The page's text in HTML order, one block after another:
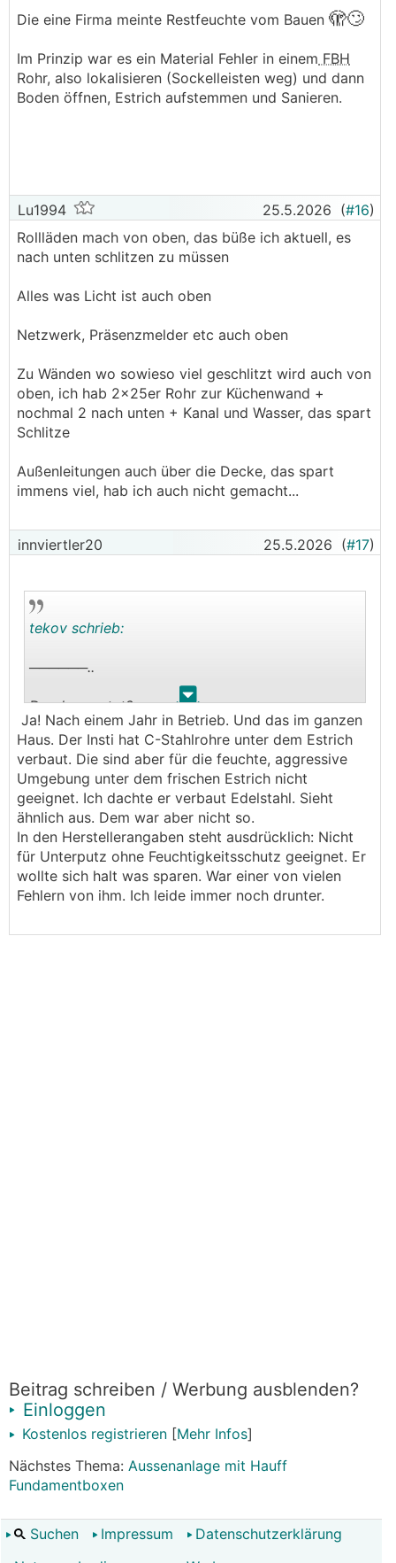
Die eine Firma meinte Restfeuchte vom Bauen 🫣🙄
Im Prinzip war es ein Material Fehler in einem FBH
Rohr, also lokalisieren (Sockelleisten weg) und dann
Boden öffnen, Estrich aufstemmen und Sanieren.
Lu1994 25.5.2026 (#16)
Rollläden mach von oben, das büße ich aktuell, es
nach unten schlitzen zu müssen
Alles was Licht ist auch oben
Netzwerk, Präsenzmelder etc auch oben
Zu Wänden wo sowieso viel geschlitzt wird auch von
oben, ich hab 2x25er Rohr zur Küchenwand +
nochmal 2 nach unten + Kanal und Wasser, das spart
Schlitze
Außenleitungen auch über die Decke, das spart
immens viel, hab ich auch nicht gemacht...
innviertler20 25.5.2026 (#17)
. .
tekov schrieb:
──────..
Durchgerostet?
Ja! Nach einem Jahr in Betrieb. Und das im ganzen
Haus. Der Insti hat C-Stahlrohre unter dem Estrich
verbaut. Die sind aber für die feuchte, aggressive
Umgebung unter dem frischen Estrich nicht
geeignet. Ich dachte er verbaut Edelstahl. Sieht
ähnlich aus. Dem war aber nicht so.
In den Herstellerangaben steht ausdrücklich: Nicht
für Unterputz ohne Feuchtigkeitsschutz geeignet. Er
wollte sich halt was sparen. War einer von vielen
Fehlern von ihm. Ich leide immer noch drunter.
Beitrag schreiben / Werbung ausblenden?
Einloggen
Kostenlos registrieren [Mehr Infos]
Nächstes Thema: Aussenanlage mit Hauff
Fundamentboxen
Suchen Impressum
Datenschutzerklärung